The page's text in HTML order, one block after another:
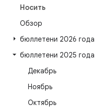
Носить
Обзор
бюллетени 2026 года
бюллетени 2025 года
Декабрь
Ноябрь
Октябрь